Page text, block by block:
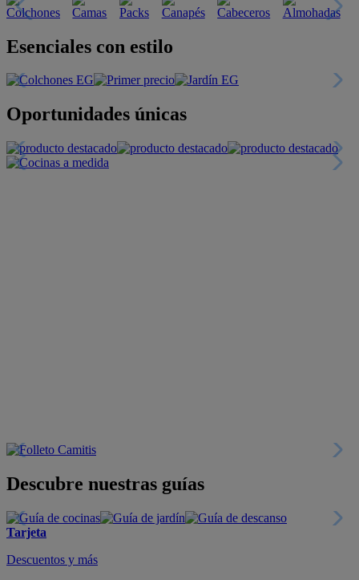
Esenciales con estilo
Oportunidades únicas
Descubre nuestras guías
Tarjeta
Descuentos y más